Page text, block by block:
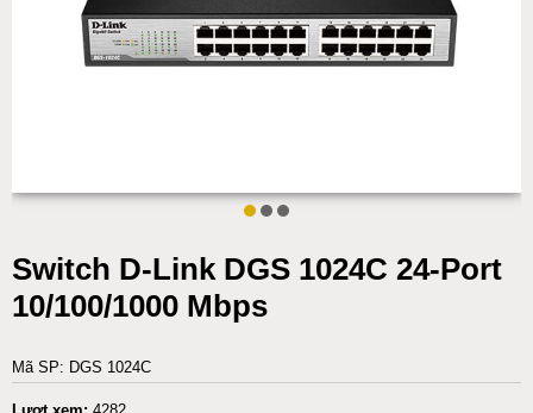
Switch D-Link DGS 1024C 24-Port
10/100/1000 Mbps
Mã SP: DGS 1024C